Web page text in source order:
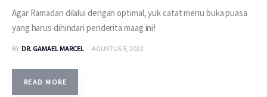
Agar Ramadan dilalui dengan optimal, yuk catat menu buka puasa
yang harus dihindari penderita maag ini!
BY DR. GAMAEL MARCEL AGUSTUS 5, 2022
READ MORE